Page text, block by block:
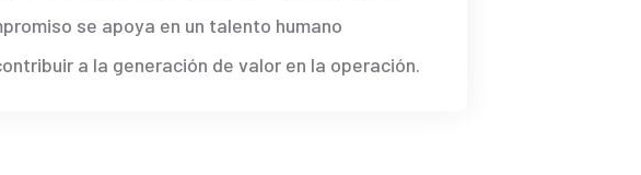
se apoya en un talento humano
a la generación de valor en la operación.